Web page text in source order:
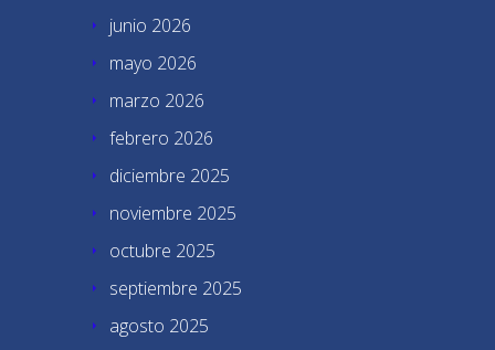
junio 2026
mayo 2026
marzo 2026
febrero 2026
diciembre 2025
noviembre 2025
octubre 2025
septiembre 2025
agosto 2025